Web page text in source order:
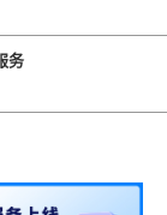
务